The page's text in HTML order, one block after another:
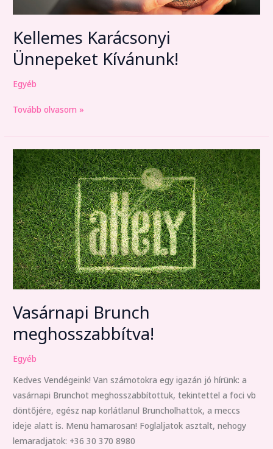
Kellemes Karácsonyi
Ünnepeket Kívánunk!
Egyéb
Tovább olvasom »
Vasárnapi Brunch
meghosszabbítva!
Egyéb
Kedves Vendégeink! Van számotokra egy igazán jó hírünk: a
vasárnapi Brunchot meghosszabbítottuk, tekintettel a foci vb
döntőjére, egész nap korlátlanul Bruncholhattok, a meccs
ideje alatt is. Menü hamarosan! Foglaljatok asztalt, nehogy
lemaradjatok: +36 30 370 8980
Vasárnapi
Brunch
meghosszabbítva!